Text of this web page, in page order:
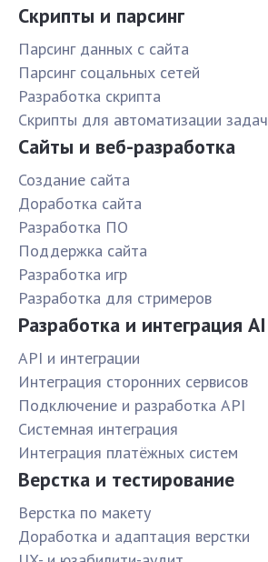
Скрипты и парсинг
Парсинг данных с сайта
Парсинг соцальных сетей
Разработка скрипта
Скрипты для автоматизации задач
Сайты и веб-разработка
Создание сайта
Доработка сайта
Разработка ПО
Поддержка сайта
Разработка игр
Разработка для стримеров
Разработка и интеграция AI
API и интеграции
Интеграция сторонних сервисов
Подключение и разработка API
Системная интеграция
Интеграция платёжных систем
Верстка и тестирование
Верстка по макету
Доработка и адаптация верстки